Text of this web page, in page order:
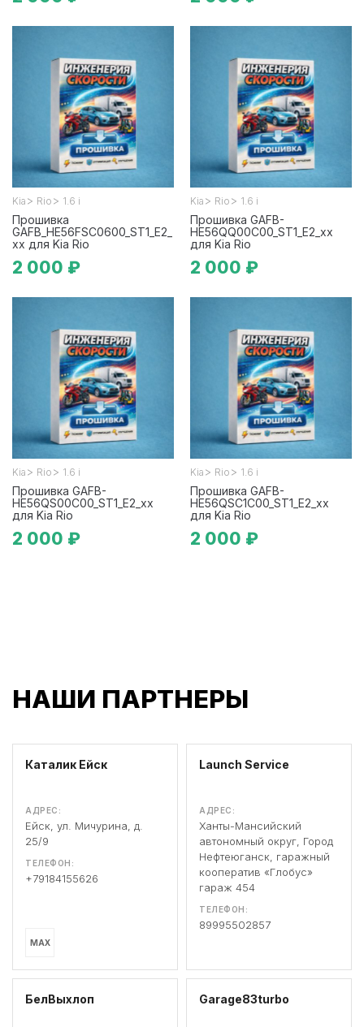
Kia > Rio > 1.6 i
Прошивка
GAFB_HE56FSC0600_ST1_E2_
xx для Kia Rio
2 000 ₽
Kia > Rio > 1.6 i
Прошивка GAFB-
HE56QQ00C00_ST1_E2_xx
для Kia Rio
2 000 ₽
Kia > Rio > 1.6 i
Прошивка GAFB-
HE56QS00C00_ST1_E2_xx
для Kia Rio
2 000 ₽
Kia > Rio > 1.6 i
Прошивка GAFB-
HE56QSC1C00_ST1_E2_xx
для Kia Rio
2 000 ₽
НАШИ ПАРТНЕРЫ
Каталик Ейск
АДРЕС:
Ейск, ул. Мичурина, д.
25/9
ТЕЛЕФОН:
+79184155626
MAX
Launch Service
АДРЕС:
Ханты-Мансийский
автономный округ, Город
Нефтеюганск, гаражный
кооператив «Глобус»
гараж 454
ТЕЛЕФОН:
89995502857
БелВыхлоп Garage83turbo